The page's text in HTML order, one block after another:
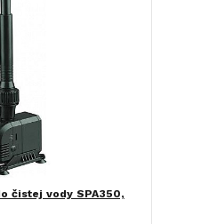
čistej vody SPA350,